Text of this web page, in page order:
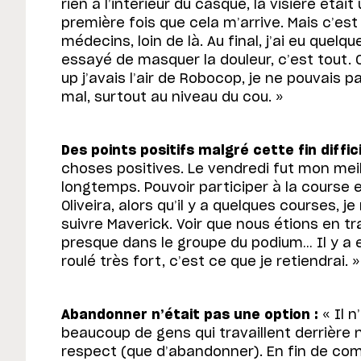
rien à l’intérieur du casque, la visière était
première fois que cela m’arrive. Mais
médecins, loin de là. Au final, j’ai eu
essayé de masquer la douleur, c’est tout.
up j’avais l’air de Robocop, je ne pouvais
mal, surtout au niveau du cou. »
Des points positifs malgré cette fin
choses positives. Le vendredi fut mon
longtemps. Pouvoir participer à la course
Oliveira, alors qu’il y a quelques courses,
suivre Maverick. Voir que nous étions en
presque dans le groupe du podium… Il y a
roulé très fort, c’est ce que je retiendrai. »
Abandonner n’était pas une option : « Il
beaucoup de gens qui travaillent derrière
respect (que d’abandonner). En fin de